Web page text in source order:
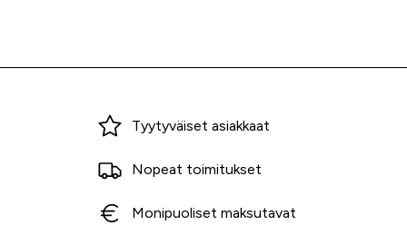
Miksi ostaa Tarvikekeskuksesta?
Tyytyväiset asiakkaat
Nopeat toimitukset
Monipuoliset maksutavat